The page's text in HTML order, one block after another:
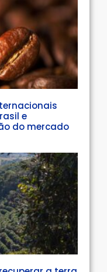
e
do mercado